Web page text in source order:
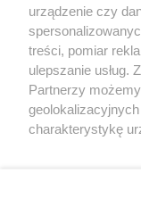
X
urządzenie czy
treści, pomiar
ulepszanie usług.
Partnerzy
charakterystykę